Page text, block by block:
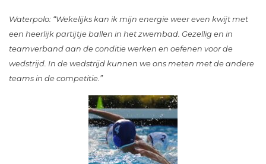
Waterpolo: “Wekelijks kan ik mijn energie weer even kwijt met
een heerlijk partijtje ballen in het zwembad. Gezellig en in
teamverband aan de conditie werken en oefenen voor de
wedstrijd. In de wedstrijd kunnen we ons meten met de andere
teams in de competitie.”